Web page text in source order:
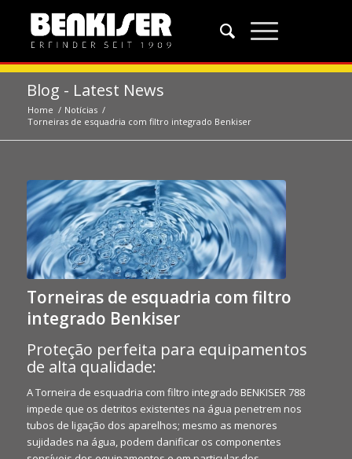
Blog - Latest News
Home / Notícias /
Torneiras de esquadria com filtro integrado Benkiser
Torneiras de esquadria com filtro
integrado Benkiser
Proteção perfeita para equipamentos
de alta qualidade:
A Torneira de esquadria com filtro integrado BENKISER 788
impede que os detritos existentes na água penetrem nos
tubos de ligação dos aparelhos; mesmo as menores
sujidades na água, podem danificar os componentes